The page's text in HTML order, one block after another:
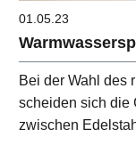
01.05.23
Bei der Wahl des
scheiden sich die
zwischen